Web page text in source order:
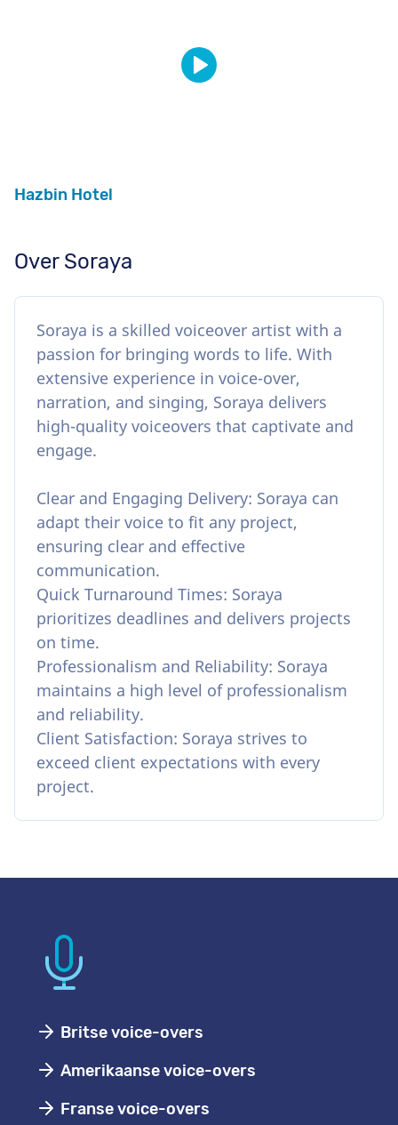
Hazbin Hotel
Over Soraya
Soraya is a skilled voiceover artist with a
passion for bringing words to life. With
extensive experience in voice-over,
narration, and singing, Soraya delivers
high-quality voiceovers that captivate and
engage.
Clear and Engaging Delivery: Soraya can
adapt their voice to fit any project,
ensuring clear and effective
communication.
Quick Turnaround Times: Soraya
prioritizes deadlines and delivers projects
on time.
Professionalism and Reliability: Soraya
maintains a high level of professionalism
and reliability.
Client Satisfaction: Soraya strives to
exceed client expectations with every
project.
Britse voice-overs
Amerikaanse voice-overs
Franse voice-overs